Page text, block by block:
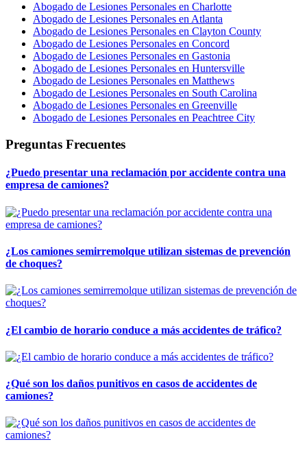
Abogado de Lesiones Personales en Charlotte
Abogado de Lesiones Personales en Atlanta
Abogado de Lesiones Personales en Clayton County
Abogado de Lesiones Personales en Concord
Abogado de Lesiones Personales en Gastonia
Abogado de Lesiones Personales en Huntersville
Abogado de Lesiones Personales en Matthews
Abogado de Lesiones Personales en South Carolina
Abogado de Lesiones Personales en Greenville
Abogado de Lesiones Personales en Peachtree City
Preguntas Frecuentes
¿Puedo presentar una reclamación por accidente contra una
empresa de camiones?
¿Los camiones semirremolque utilizan sistemas de prevención
de choques?
¿El cambio de horario conduce a más accidentes de tráfico?
¿Qué son los daños punitivos en casos de accidentes de
camiones?